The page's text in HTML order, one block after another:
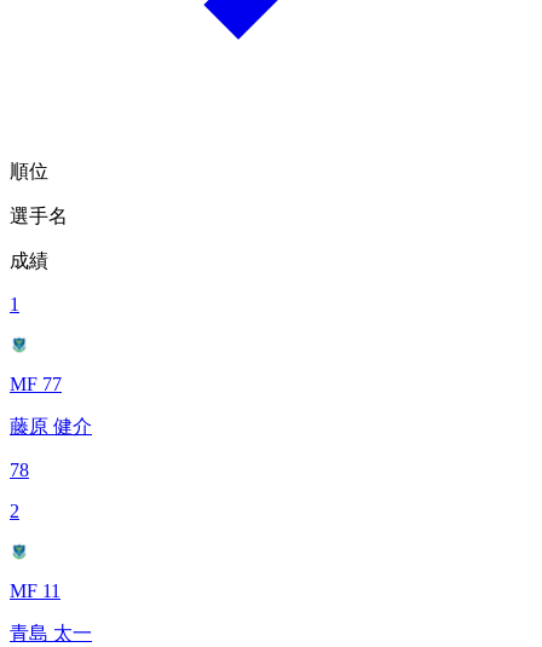
順位
選手名
成績
1
MF 77
藤原 健介
78
2
MF 11
青島 太一